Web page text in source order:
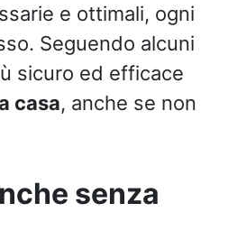
e ottimali, ogni
Seguendo alcuni
sicuro ed efficace
casa, anche se non
senza